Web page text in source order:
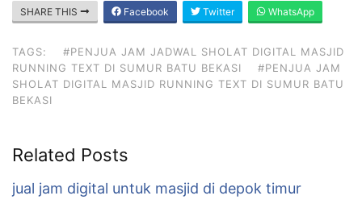
SHARE THIS Facebook Twitter WhatsApp
TAGS:
#PENJUA JAM JADWAL SHOLAT DIGITAL MASJID
RUNNING TEXT DI SUMUR BATU BEKASI
#PENJUA JAM
SHOLAT DIGITAL MASJID RUNNING TEXT DI SUMUR BATU
BEKASI
Related Posts
jual jam digital untuk masjid di depok timur